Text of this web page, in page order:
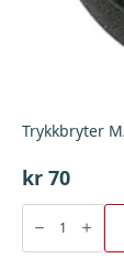
Trykkbryter
kr 70
Trykkbryter
M/Rødt
Lys,
Bgu